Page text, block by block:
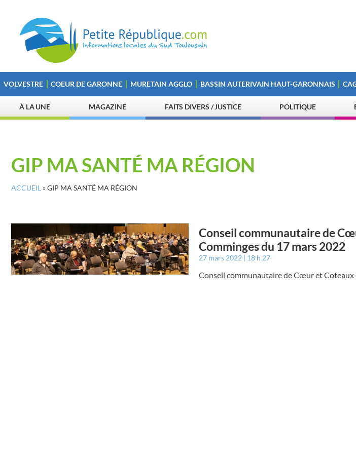
VOLVESTRE COEUR DE GARONNE MURETAIN AGGLO BASSIN AUTERIVAIN HAUT-GARONNAIS
À LA UNE MAGAZINE FAITS DIVERS / JUSTICE POLITIQUE
GIP MA SANTÉ MA RÉGION
ACCUEIL »GIP MA SANTÉ MA RÉGION
Conseil communautaire de
Comminges du 17 mars 2022
27 mars 2022 18 h 27
Conseil communautaire de Cœur et Coteaux